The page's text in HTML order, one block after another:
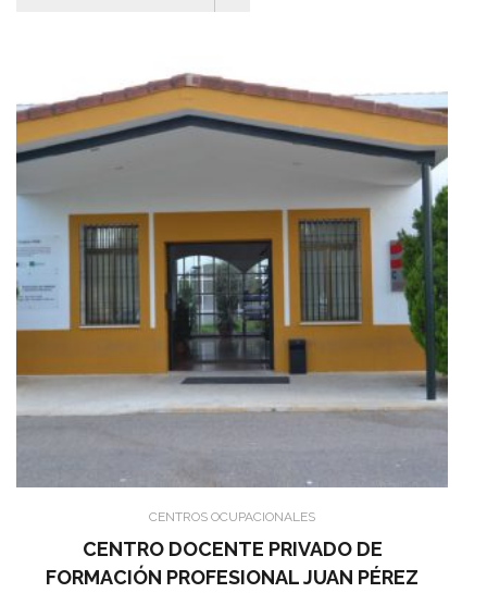
CENTROS OCUPACIONALES
CENTRO DOCENTE PRIVADO DE
FORMACIÓN PROFESIONAL JUAN PÉREZ